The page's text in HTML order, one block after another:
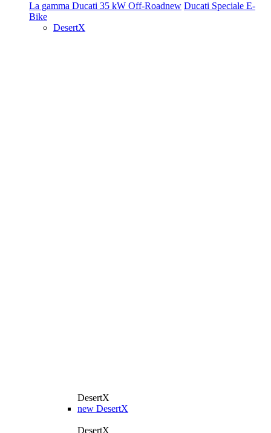
La gamma Ducati 35 kW Off-Roadnew Ducati Speciale E-
Bike
DesertX
DesertX
new DesertX
DesertX